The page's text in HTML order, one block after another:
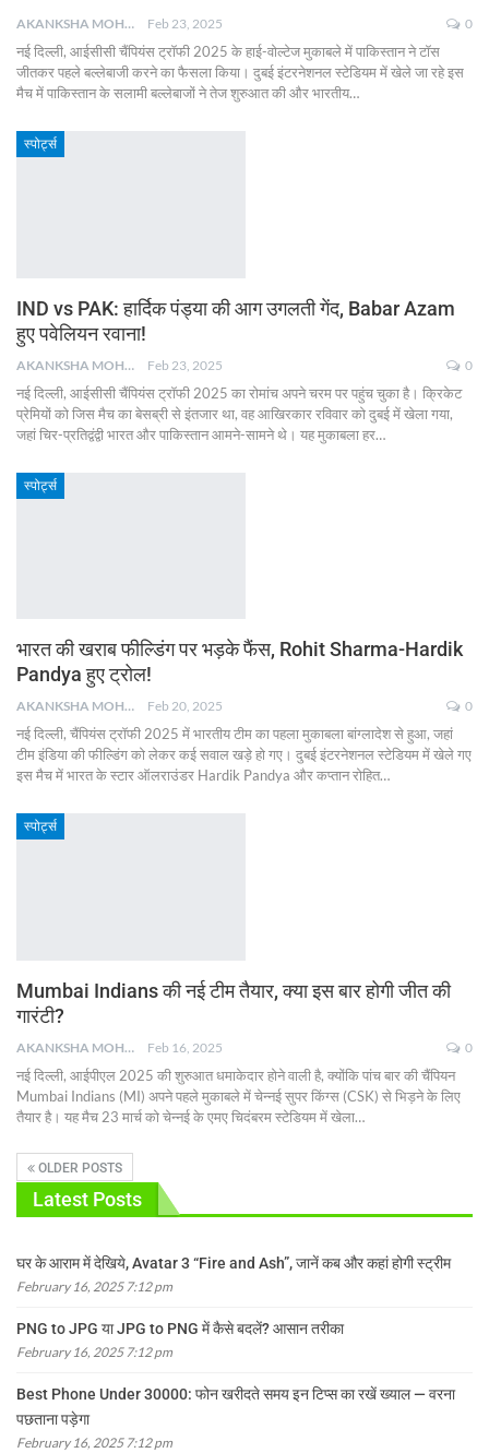
AKANKSHA MOHAN Feb 23, 2025 0
नई दिल्ली, आईसीसी चैंपियंस ट्रॉफी 2025 के हाई-वोल्टेज मुकाबले में पाकिस्तान ने टॉस
जीतकर पहले बल्लेबाजी करने का फैसला किया। दुबई इंटरनेशनल स्टेडियम में खेले जा रहे इस
मैच में पाकिस्तान के सलामी बल्लेबाजों ने तेज शुरुआत की और भारतीय…
स्पोर्ट्स
IND vs PAK: हार्दिक पंड्या की आग उगलती गेंद, Babar Azam
हुए पवेलियन रवाना!
AKANKSHA MOHAN Feb 23, 2025 0
नई दिल्ली, आईसीसी चैंपियंस ट्रॉफी 2025 का रोमांच अपने चरम पर पहुंच चुका है। क्रिकेट
प्रेमियों को जिस मैच का बेसब्री से इंतजार था, वह आखिरकार रविवार को दुबई में खेला गया,
जहां चिर-प्रतिद्वंद्वी भारत और पाकिस्तान आमने-सामने थे। यह मुकाबला हर…
स्पोर्ट्स
भारत की खराब फील्डिंग पर भड़के फैंस, Rohit Sharma-Hardik
Pandya हुए ट्रोल!
AKANKSHA MOHAN Feb 20, 2025 0
नई दिल्ली, चैंपियंस ट्रॉफी 2025 में भारतीय टीम का पहला मुकाबला बांग्लादेश से हुआ, जहां
टीम इंडिया की फील्डिंग को लेकर कई सवाल खड़े हो गए। दुबई इंटरनेशनल स्टेडियम में खेले गए
इस मैच में भारत के स्टार ऑलराउंडर Hardik Pandya और कप्तान रोहित…
स्पोर्ट्स
Mumbai Indians की नई टीम तैयार, क्या इस बार होगी जीत की
गारंटी?
AKANKSHA MOHAN Feb 16, 2025 0
नई दिल्ली, आईपीएल 2025 की शुरुआत धमाकेदार होने वाली है, क्योंकि पांच बार की चैंपियन
Mumbai Indians (MI) अपने पहले मुकाबले में चेन्नई सुपर किंग्स (CSK) से भिड़ने के लिए
तैयार है। यह मैच 23 मार्च को चेन्नई के एमए चिदंबरम स्टेडियम में खेला…
OLDER POSTS
Latest Posts
घर के आराम में देखिये, Avatar 3 “Fire and Ash”, जानें कब और कहां होगी स्ट्रीम
February 16, 2025 7:12 pm
PNG to JPG या JPG to PNG में कैसे बदलें? आसान तरीका
February 16, 2025 7:12 pm
Best Phone Under 30000: फोन खरीदते समय इन टिप्स का रखें ख्याल — वरना
पछताना पड़ेगा
February 16, 2025 7:12 pm